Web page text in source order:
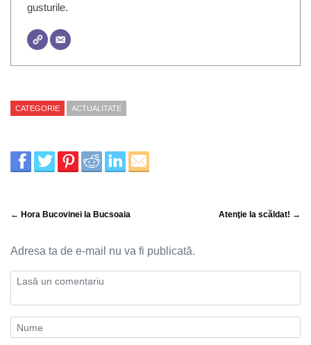
gusturile.
CATEGORIE ACTUALITATE
← Hora Bucovinei la Bucsoaia Atenţie la scăldat! →
Adresa ta de e-mail nu va fi publicată.